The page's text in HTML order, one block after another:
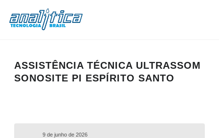
ASSISTÊNCIA TÉCNICA ULTRASSOM
SONOSITE PI ESPÍRITO SANTO
9 de junho de 2026